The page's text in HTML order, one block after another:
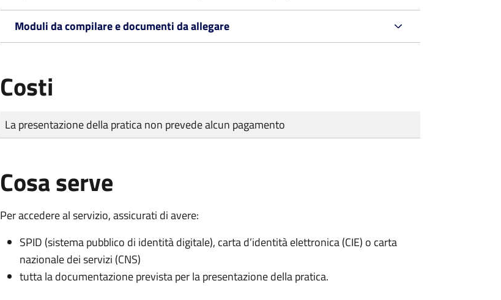
Moduli da compilare e documenti da allegare
Costi
Tipo di pagamento
Importo
La presentazione della pratica non prevede alcun pagamento
Cosa serve
Per accedere al servizio, assicurati di avere:
SPID (sistema pubblico di identità digitale), carta d’identità elettronica (CIE) o carta
nazionale dei servizi (CNS)
tutta la documentazione prevista per la presentazione della pratica.